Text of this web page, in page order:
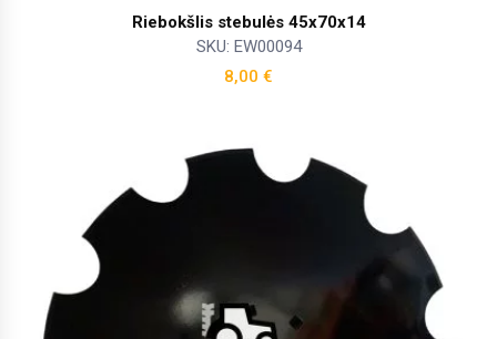
Riebokšlis stebulės 45x70x14
SKU: EW00094
8,00 €